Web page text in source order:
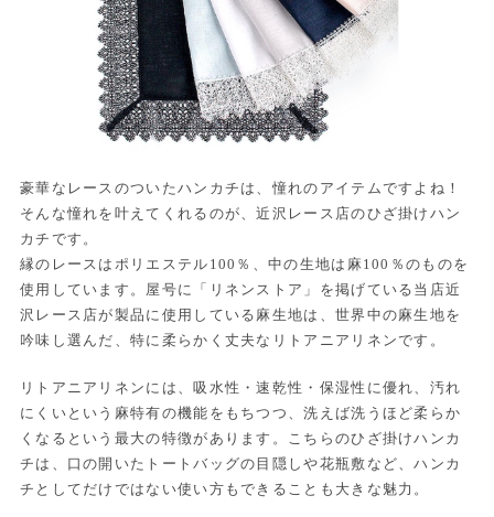
豪華なレースのついたハンカチは、憧れのアイテムですよね！
そんな憧れを叶えてくれるのが、近沢レース店のひざ掛けハン
カチです。
縁のレースはポリエステル100％、中の生地は麻100％のものを
使用しています。屋号に「リネンストア」を掲げている当店近
沢レース店が製品に使用している麻生地は、世界中の麻生地を
吟味し選んだ、特に柔らかく丈夫なリトアニアリネンです。
リトアニアリネンには、吸水性・速乾性・保湿性に優れ、汚れ
にくいという麻特有の機能をもちつつ、洗えば洗うほど柔らか
くなるという最大の特徴があります。こちらのひざ掛けハンカ
チは、口の開いたトートバッグの目隠しや花瓶敷など、ハンカ
チとしてだけではない使い方もできることも大きな魅力。